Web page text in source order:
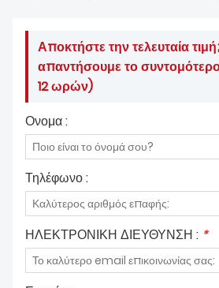
Αποκτήστε την τελευταία
απαντήσουμε το
12 ωρών)
Ονομα :
Τηλέφωνο :
ΗΛΕΚΤΡΟΝΙΚΗ ΔΙΕΥΘΥΝΣΗ : *